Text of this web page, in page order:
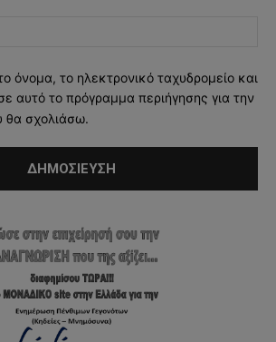
όνομα, το ηλεκτρονικό ταχυδρομείο και
αυτό το πρόγραμμα περιήγησης για την
θα σχολιάσω.